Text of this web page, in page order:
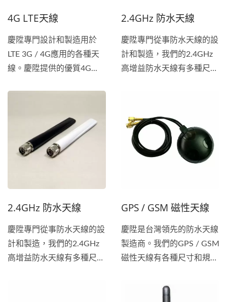
4G LTE天線
慶陞專門設計和製造用於
LTE 3G / 4G應用的各種天
線。慶陞提供的優質4G...
2.4GHz 防水天線
慶陞專門從事防水天線的設
計和製造，我們的2.4GHz
高增益防水天線有多種尺寸
2.4GHz 防水天線
慶陞專門從事防水天線的設
計和製造，我們的2.4GHz
高增益防水天線有多種尺寸
GPS / GSM 磁性天線
慶陞是台灣領先的防水天線
製造商。我們的GPS / GSM
磁性天線有各種尺寸和規
障。 作為全球天線供應